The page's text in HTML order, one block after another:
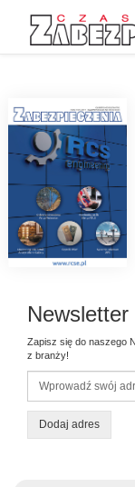
Newsletter
Zapisz się do naszego
z branży!
Dodaj adres